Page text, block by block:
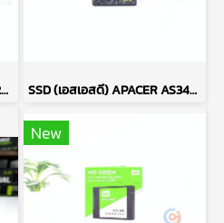
SSD (เอสเอสดี) PNY CS900 120GB SATA 2.5 P14596 SSD (เอสเอสดี) APACER AS340 120GB SATA 2.5 P14227
New